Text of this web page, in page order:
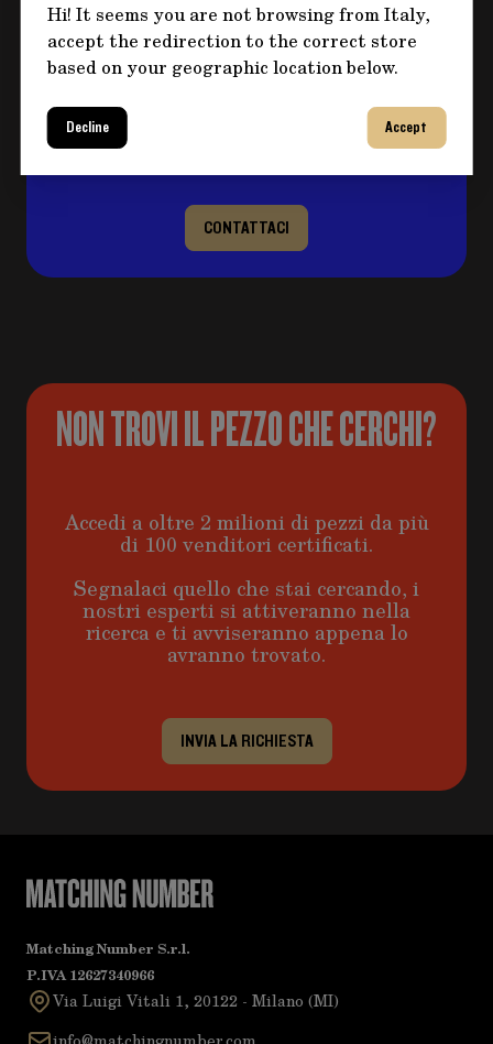
Hi! It seems you are not browsing from Italy,
accept the redirection to the correct store
based on your geographic location below.
Decline Accept
Hai bisogno di altre informazioni
sul prodotto?
Clicca sul pulsante per eventuali domande e
compila il form, ti ricontatteremo al più
CONTATTACI
NON TROVI IL PEZZO CHE CERCHI?
Accedi a oltre 2 milioni di pezzi da più
di 100 venditori certificati.
Segnalaci quello che stai cercando, i
nostri esperti si attiveranno nella
ricerca e ti avviseranno appena lo
avranno trovato.
INVIA LA RICHIESTA
Matching Number S.r.l.
P.IVA 12627340966
Via Luigi Vitali 1, 20122 - Milano (MI)